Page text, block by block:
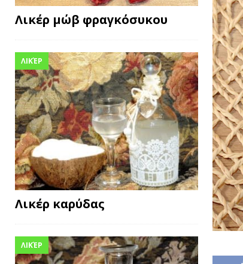
Λικέρ μώβ φραγκόσυκου
ΛΙΚΈΡ
Λικέρ καρύδας
ΛΙΚΈΡ